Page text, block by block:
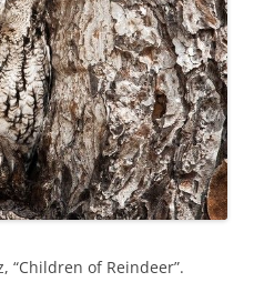
“Children of Reindeer”.